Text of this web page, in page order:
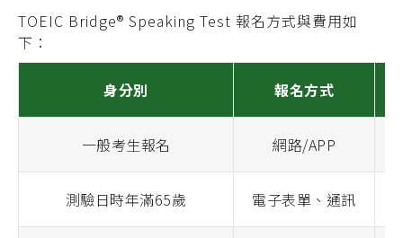
TOEIC Bridge® Speaking Test 報名方式與費用如
下：
身分別 報名方式
一般考生報名 網路/APP
測驗日時年滿65歲 電子表單、通訊